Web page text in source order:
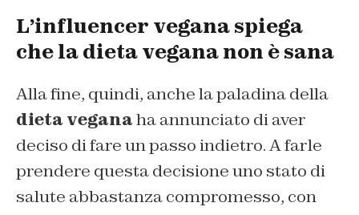
L’influencer vegana spiega
che la dieta vegana non è sana
Alla fine, quindi, anche la paladina della
dieta veganaha annunciato di aver
deciso di fare un passo indietro. A farle
prendere questa decisione uno stato di
salute abbastanza compromesso, con